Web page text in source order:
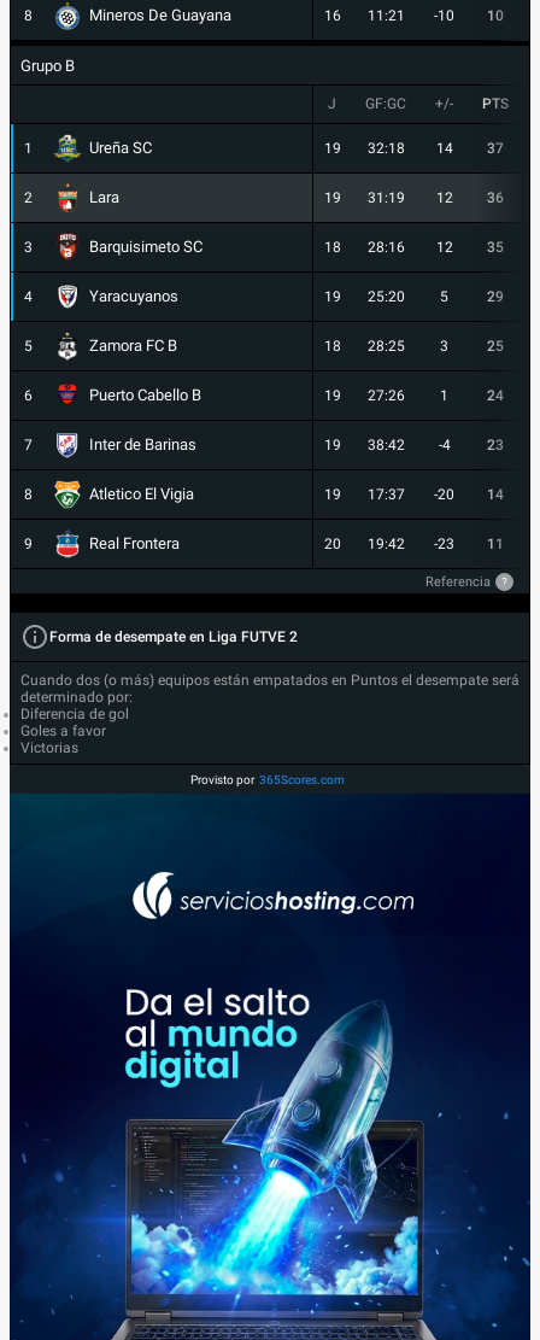
8 Mineros De Guayana 16 11:21 -10 10
Grupo B
J GF:GC +/- PTS
1 Ureña SC 19 32:18 14 37
2 Lara 19 31:19 12 36
3 Barquisimeto SC 18 28:16 12 35
4 Yaracuyanos 19 25:20 5 29
5 Zamora FC B 18 28:25 3 25
6 Puerto Cabello B 19 27:26 1 24
7 Inter de Barinas 19 38:42 -4 23
8 Atletico El Vigia 19 17:37 -20 14
9 Real Frontera 20 19:42 -23 11
Referencia ?
Forma de desempate en Liga FUTVE 2
Cuando dos (o más) equipos están empatados en Puntos el desempate será
determinado por:
Diferencia de gol
Goles a favor
Victorias
Provisto por 365Scores.com